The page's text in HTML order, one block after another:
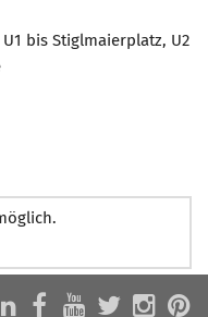
U1 bis Stiglmaierplatz, U2